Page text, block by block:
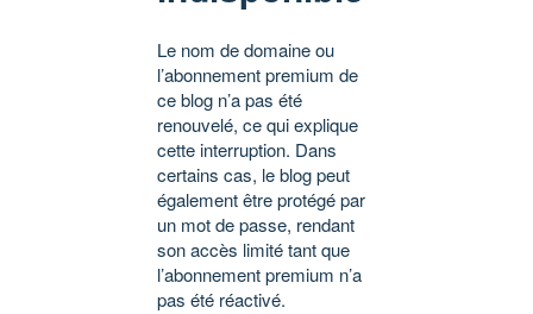
Le nom de domaine ou
l’abonnement premium de
ce blog n’a pas été
renouvelé, ce qui explique
cette interruption. Dans
certains cas, le blog peut
également être protégé par
un mot de passe, rendant
son accès limité tant que
l’abonnement premium n’a
pas été réactivé.